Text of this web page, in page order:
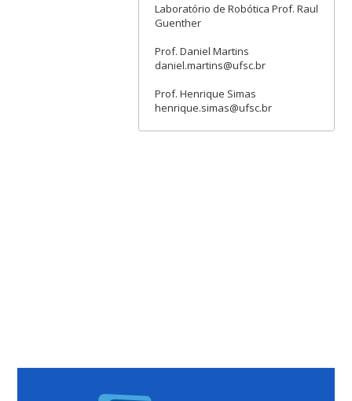
Laboratório de Robótica Prof. Raul
Guenther
Prof. Daniel Martins
daniel.martins@ufsc.br
Prof. Henrique Simas
henrique.simas@ufsc.br